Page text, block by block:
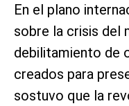
En el plano
sobre la crisis del
debilitamiento de
creados para
sostuvo que la